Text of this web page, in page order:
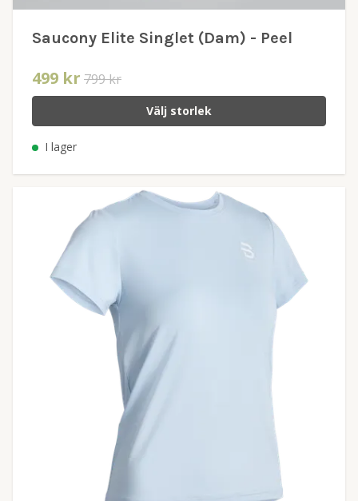
Saucony Elite Singlet (Dam) - Peel
499 kr 799 kr
Välj storlek
I lager